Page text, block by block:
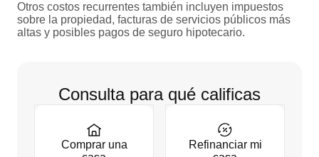
Otros costos recurrentes también incluyen impuestos
sobre la propiedad, facturas de servicios públicos más
altas y posibles pagos de seguro hipotecario.
Consulta para qué calificas
Comprar una
Refinanciar mi